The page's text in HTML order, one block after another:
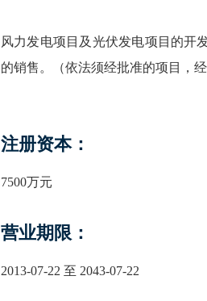
风力发电项目及光伏发电项目的开
的销售。（依法须经批准的项目，
注册资本：
7500万元
营业期限：
2013-07-22 至 2043-07-22